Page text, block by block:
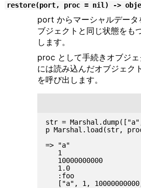
restore(port, proc = nil) ->
port からマーシャルデータ
ブジェクトと同じ状態をも
します。
proc として手続きオブジ
には読み込んだオブジェク
を呼び出します。
str =
p Marshal.load(str,
=> "a"
   1
   10000000000
   1.0
   :foo
["a", 1,